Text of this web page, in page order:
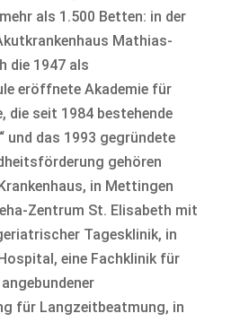
als 1.500 Betten: in der
Mathias-
die 1947 als
eröffnete Akademie für
die seit 1984 bestehende
und das 1993 gegründete
gehören
in Mettingen
Zentrum St. Elisabeth mit
Tagesklinik, in
eine Fachklinik für
für Langzeitbeatmung, in